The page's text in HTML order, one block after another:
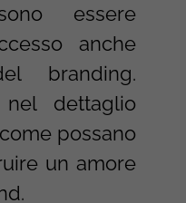
essere
anche
branding.
dettaglio
possano
un amore